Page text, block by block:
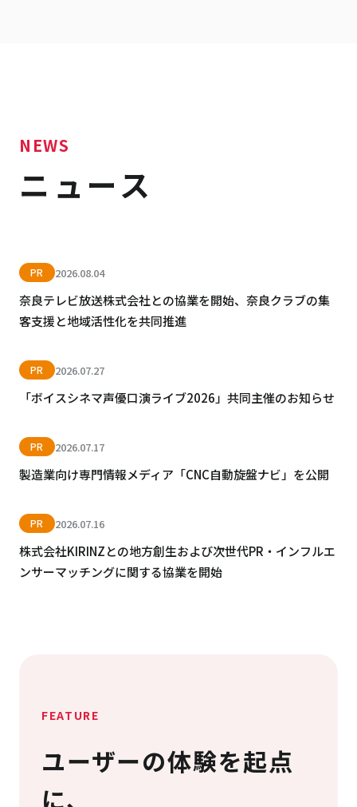
NEWS
ニュース
PR 2026.08.04
奈良テレビ放送株式会社との協業を開始、奈良クラブの集
客支援と地域活性化を共同推進
PR 2026.07.27
「ボイスシネマ声優口演ライブ2026」共同主催のお知らせ
PR 2026.07.17
製造業向け専門情報メディア「CNC自動旋盤ナビ」を公開
PR 2026.07.16
株式会社KIRINZとの地方創生および次世代PR・インフルエ
ンサーマッチングに関する協業を開始
FEATURE
ユーザーの体験を起点
に、